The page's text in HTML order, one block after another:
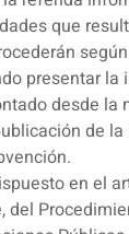
que
presentar la
desde la
de
en el
del